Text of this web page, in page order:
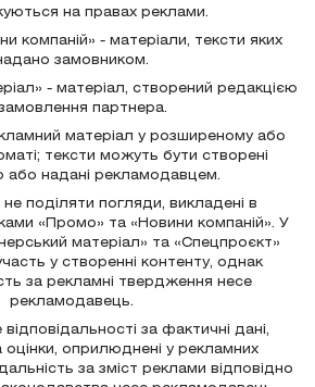
на правах реклами.
компаній» - матеріали, тексти яких
замовником.
- матеріал, створений редакцією
партнера.
матеріал у розширеному або
тексти можуть бути створені
або надані рекламодавцем.
поділяти погляди, викладені в
«Промо» та «Новини компаній». У
матеріал» та «Спецпроєкт»
у створенні контенту, однак
за рекламні твердження несе
рекламодавець.
за фактичні дані,
оприлюднені у рекламних
за зміст реклами відповідно